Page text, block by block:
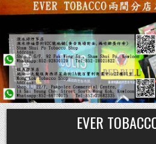
Skip
to
content
EVER